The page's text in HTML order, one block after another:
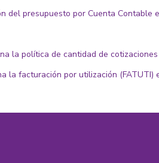
del presupuesto por Cuenta Contable
la política de cantidad de
la facturación por utilización